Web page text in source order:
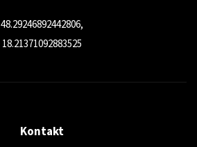
48.29246892442806,
18.21371092883525
Kontakt